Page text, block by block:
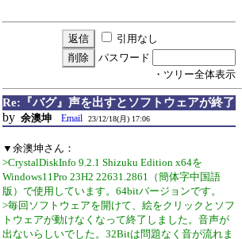
引用なし
パスワード
・ツリー全体表示
Re:『バグ』声を出すとソフトウェアが終了
by 余澳坤 Email 23/12/18(月) 17:06
▼余澳坤さん：
>CrystalDiskInfo 9.2.1 Shizuku Edition x64を
Windows11Pro 23H2 22631.2861（簡体字中国語
版）で使用しています。64bitバージョンです。
>毎回ソフトウェアを開けて、絵をクリックとソフ
トウェアが動けなくなって終了しました。音声が
出ないらしいでした。32Bitは問題なく音が流れま